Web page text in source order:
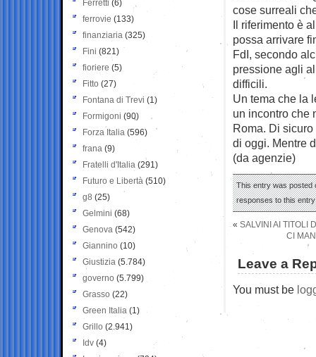
cose surreali
Il riferimento è
possa arrivare
FdI, secondo
pressione agli
difficili.
Un tema che la
un incontro che
Roma. Di
di oggi. Mentre
(da agenzie)
This entry was posted
responses to this
« SALVINI AI TITOLI
CI
Leave a
You must be
Ferretti (6)
ferrovie (133)
finanziaria (325)
Fini (821)
fioriere (5)
Fitto (27)
Fontana di Trevi (1)
Formigoni (90)
Forza Italia (596)
frana (9)
Fratelli d'Italia (291)
Futuro e Libertà (510)
g8 (25)
Gelmini (68)
Genova (542)
Giannino (10)
Giustizia (5.784)
governo (5.799)
Grasso (22)
Green Italia (1)
Grillo (2.941)
Idv (4)